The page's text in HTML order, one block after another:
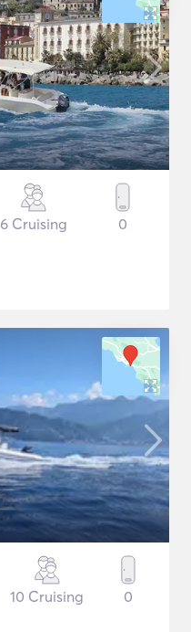
6 Cruising 0
10 Cruising 0